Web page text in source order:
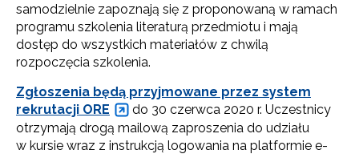
samodzielnie zapoznają się z proponowaną w ramach
programu szkolenia literaturą przedmiotu i mają
dostęp do wszystkich materiałów z chwilą
rozpoczęcia szkolenia.
Zgłoszenia będą przyjmowane przez system
rekrutacji ORE
do 30 czerwca 2020 r. Uczestnicy
otrzymają drogą mailową zaproszenia do udziału
w kursie wraz z instrukcją logowania na platformie e-